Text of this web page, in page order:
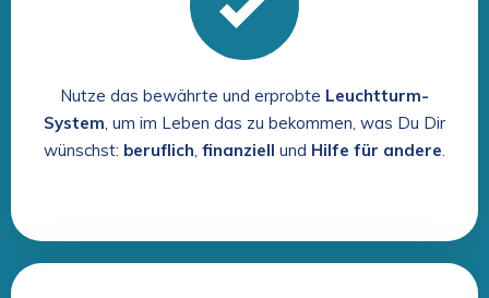
Nutze das bewährte und erprobte Leuchtturm-
System, um im Leben das zu bekommen, was Du Dir
wünschst: beruflich, finanziell und Hilfe für andere.